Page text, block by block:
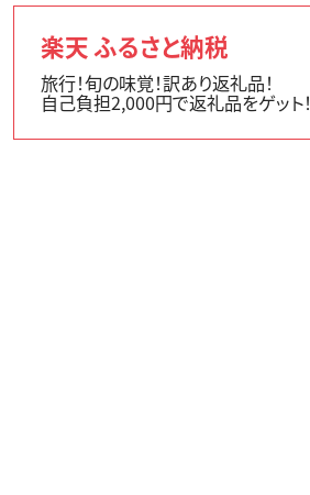
楽天 ふるさと納税
旅行！旬の味覚！訳あり返礼品！
自己負担2,000円で返礼品をゲット！